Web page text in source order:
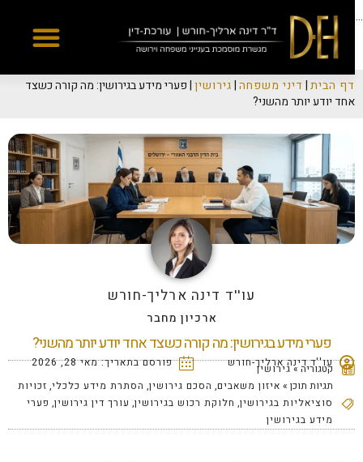
Yes
...
דף הבית|דיני משפחה|גירושין|פערי מידע בגירושין: מה קורה כשצד
אחד יודע יותר מהשני?
עו''ד דינה ארליך-חורש
ארכיון מחבר
פערי מידע בגירושין: מה קורה כשצד אחד יודע יותר מהשני?
עו''ד דינה ארליך-חורש פורסם בתאריך:מאי 28, 2026 קטגוריה » גירושין
תגיות תוכן » איזון משאבים,הסכם גירושין,הסתרת מידע כלכלי,זכויות
סוציאליות בגירושין,חלוקת רכוש בגירושין,עורך דין גירושין,פערי
מידע בגירושין